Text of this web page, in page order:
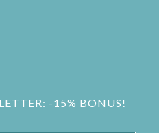
-15% BONUS!